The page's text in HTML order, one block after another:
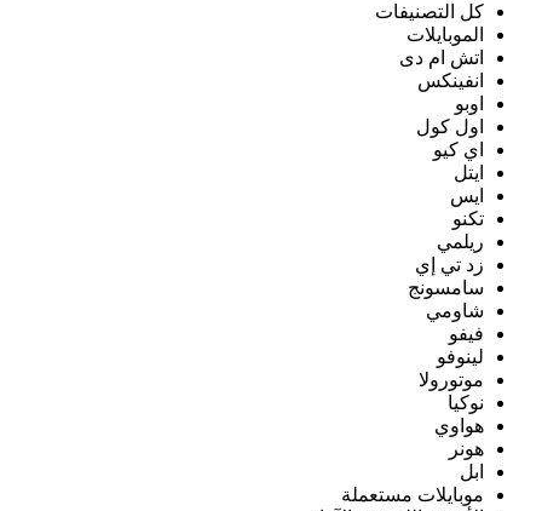
كل التصنيفات
الموبايلات
اتش ام دى
انفينكس
اوبو
اول كول
اي كيو
ايتل
ايس
تكنو
ريلمي
زد تي إي
سامسونج
شاومي
فيفو
لينوفو
موتورولا
نوكيا
هواوي
هونر
ابل
موبايلات مستعملة